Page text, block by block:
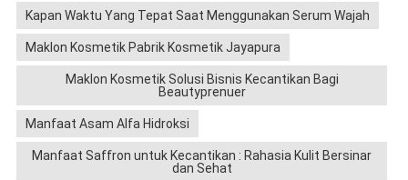
Kapan Waktu Yang Tepat Saat Menggunakan Serum Wajah
Maklon Kosmetik Pabrik Kosmetik Jayapura
Maklon Kosmetik Solusi Bisnis Kecantikan Bagi
Beautyprenuer
Manfaat Asam Alfa Hidroksi
Manfaat Saffron untuk Kecantikan : Rahasia Kulit Bersinar
dan Sehat